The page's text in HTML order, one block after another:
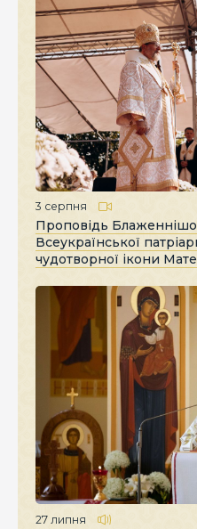
3 серпня
Проповідь
Всеукраїнської
чудотворної ікони
27 липня